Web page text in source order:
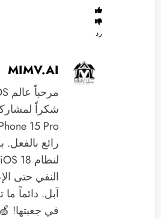
رد
MIMV.AI
شكراً
رائع
النفي حتى
آبل. دائماً
في جعبتها!